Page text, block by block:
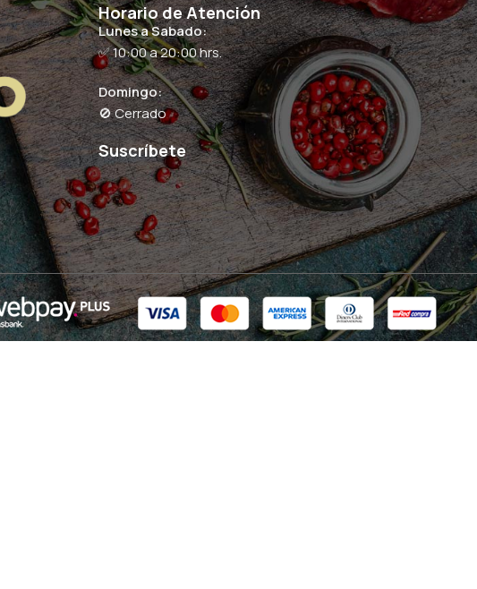
Horario de Atención
Lunes a Sabado:
✅ 10:00 a 20:00 hrs.
Domingo:
🚫 Cerrado
Suscríbete